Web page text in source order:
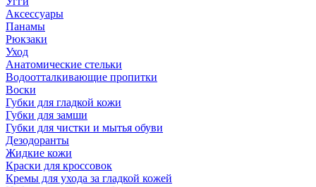
Аксессуары
Панамы
Рюкзаки
Уход
Анатомические стельки
Водоотталкивающие пропитки
Воски
Губки для гладкой кожи
Губки для замши
Губки для чистки и мытья обуви
Дезодоранты
Жидкие кожи
Краски для кроссовок
Кремы для ухода за гладкой кожей